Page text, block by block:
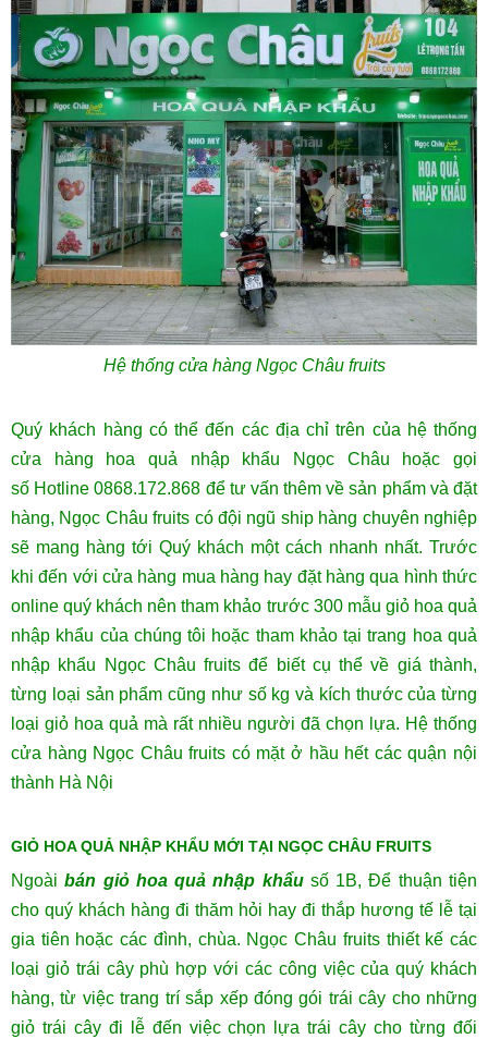
Hệ thống cửa hàng Ngọc Châu fruits
Quý khách hàng có thể đến các địa chỉ trên của hệ thống
cửa hàng hoa quả nhập khẩu Ngọc Châu hoặc gọi
số Hotline 0868.172.868 để tư vấn thêm về sản phẩm và đặt
hàng, Ngọc Châu fruits có đội ngũ ship hàng chuyên nghiệp
sẽ mang hàng tới Quý khách một cách nhanh nhất. Trước
khi đến với cửa hàng mua hàng hay đặt hàng qua hình thức
online quý khách nên tham khảo trước 300 mẫu giỏ hoa quả
nhập khẩu của chúng tôi hoặc tham khảo tại trang hoa quả
nhập khẩu Ngọc Châu fruits để biết cụ thể về giá thành,
từng loại sản phẩm cũng như số kg và kích thước của từng
loại giỏ hoa quả mà rất nhiều người đã chọn lựa. Hệ thống
cửa hàng Ngọc Châu fruits có mặt ở hầu hết các quận nội
thành Hà Nội
GIỎ HOA QUẢ NHẬP KHẨU MỚI TẠI NGỌC CHÂU FRUITS
Ngoàibán giỏ hoa quả nhập khẩusố 1B, Để thuận tiện
cho quý khách hàng đi thăm hỏi hay đi thắp hương tế lễ tại
gia tiên hoặc các đình, chùa. Ngọc Châu fruits thiết kế các
loại giỏ trái cây phù hợp với các công việc của quý khách
hàng, từ việc trang trí sắp xếp đóng gói trái cây cho những
giỏ trái cây đi lễ đến việc chọn lựa trái cây cho từng đối